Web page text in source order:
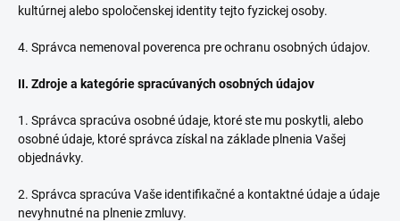
kultúrnej alebo spoločenskej identity tejto fyzickej osoby.
4. Správca nemenoval poverenca pre ochranu osobných údajov.
II. Zdroje a kategórie spracúvaných osobných údajov
1. Správca spracúva osobné údaje, ktoré ste mu poskytli, alebo
osobné údaje, ktoré správca získal na základe plnenia Vašej
objednávky.
2. Správca spracúva Vaše identifikačné a kontaktné údaje a údaje
nevyhnutné na plnenie zmluvy.